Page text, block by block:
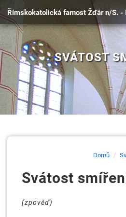
Římskokatolická farnost Žďár n/S. -
SVÁTOST
Domů
Svátost
(zpověď)